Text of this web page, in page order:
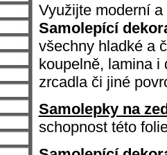
Využijte moderní
Samolepící
všechny hladké a
koupelně, lamina i
zrcadla či jiné
Samolepky na
schopnost této